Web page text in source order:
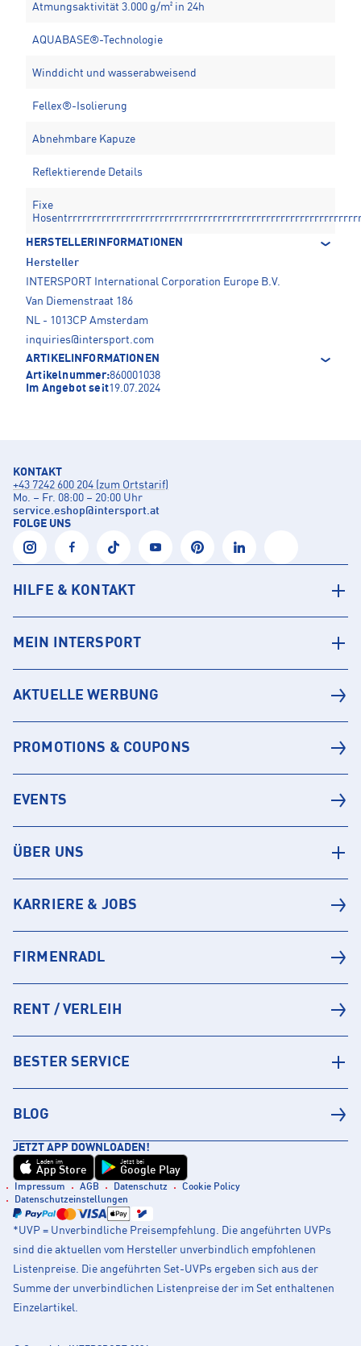
Atmungsaktivität 3.000 g/m² in 24h
AQUABASE®-Technologie
Winddicht und wasserabweisend
Fellex®-Isolierung
Abnehmbare Kapuze
Reflektierende Details
Fixe
HERSTELLERINFORMATIONEN
Hersteller
INTERSPORT International Corporation Europe B.V.
Van Diemenstraat 186
NL - 1013CP Amsterdam
inquiries@intersport.com
ARTIKELINFORMATIONEN
Artikelnummer:860001038
Im Angebot seit19.07.2024
KONTAKT
+43 7242 600 204 (zum Ortstarif)
Mo. – Fr. 08:00 – 20:00 Uhr
service.eshop@intersport.at
FOLGE UNS
HILFE & KONTAKT
MEIN INTERSPORT
AKTUELLE WERBUNG
PROMOTIONS & COUPONS
EVENTS
ÜBER UNS
KARRIERE & JOBS
FIRMENRADL
RENT / VERLEIH
BESTER SERVICE
BLOG
JETZT APP DOWNLOADEN!
Laden im
App Store
Jetzt bei
Google Play
Impressum AGB Datenschutz
Cookie Policy
Datenschutzeinstellungen
*UVP = Unverbindliche Preisempfehlung. Die angeführten UVPs
sind die aktuellen vom Hersteller unverbindlich empfohlenen
Listenpreise. Die angeführten Set-UVPs ergeben sich aus der
Summe der unverbindlichen Listenpreise der im Set enthaltenen
Einzelartikel.